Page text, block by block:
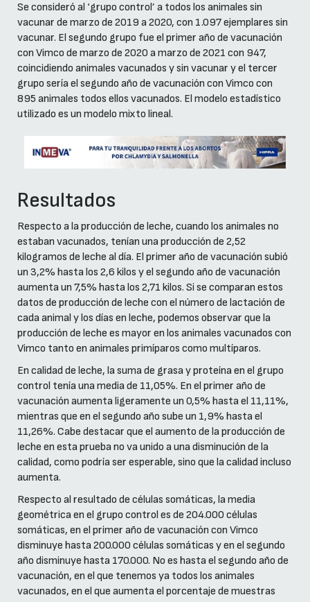
Se consideró al ‘grupo control’ a todos los animales sin
vacunar de marzo de 2019 a 2020, con 1.097 ejemplares sin
vacunar. El segundo grupo fue el primer año de vacunación
con Vimco de marzo de 2020 a marzo de 2021 con 947,
coincidiendo animales vacunados y sin vacunar y el tercer
grupo sería el segundo año de vacunación con Vimco con
895 animales todos ellos vacunados. El modelo estadístico
utilizado es un modelo mixto lineal.
Resultados
Respecto a la producción de leche, cuando los animales no
estaban vacunados, tenían una producción de 2,52
kilogramos de leche al día. El primer año de vacunación subió
un 3,2% hasta los 2,6 kilos y el segundo año de vacunación
aumenta un 7,5% hasta los 2,71 kilos. Si se comparan estos
datos de producción de leche con el número de lactación de
cada animal y los días en leche, podemos observar que la
producción de leche es mayor en los animales vacunados con
Vimco tanto en animales primíparos como multíparos.
En calidad de leche, la suma de grasa y proteína en el grupo
control tenía una media de 11,05%. En el primer año de
vacunación aumenta ligeramente un 0,5% hasta el 11,11%,
mientras que en el segundo año sube un 1,9% hasta el
11,26%. Cabe destacar que el aumento de la producción de
leche en esta prueba no va unido a una disminución de la
calidad, como podría ser esperable, sino que la calidad incluso
aumenta.
Respecto al resultado de células somáticas, la media
geométrica en el grupo control es de 204.000 células
somáticas, en el primer año de vacunación con Vimco
disminuye hasta 200.000 células somáticas y en el segundo
año disminuye hasta 170.000. No es hasta el segundo año de
vacunación, en el que tenemos ya todos los animales
vacunados, en el que aumenta el porcentaje de muestras